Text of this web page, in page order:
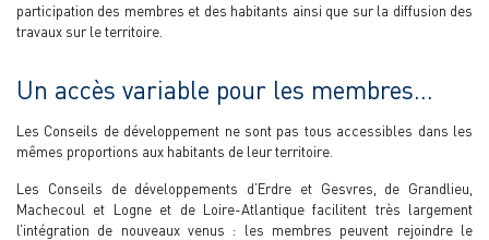
participation des membres et des habitants ainsi que sur la diffusion des
travaux sur le territoire.
Un accès variable pour les membres…
Les Conseils de développement ne sont pas tous accessibles dans les
mêmes proportions aux habitants de leur territoire.
Les Conseils de développements d’Erdre et Gesvres, de Grandlieu,
Machecoul et Logne et de Loire-Atlantique facilitent très largement
l’intégration de nouveaux venus : les membres peuvent rejoindre le